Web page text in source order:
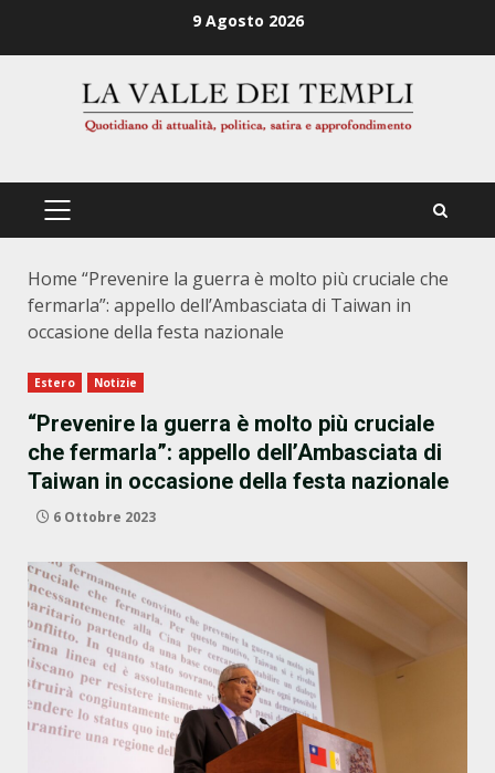
9 Agosto 2026
PRIMÄRES
Home “Prevenire la guerra è molto più cruciale che
fermarla”: appello dell’Ambasciata di Taiwan in
occasione della festa nazionale
Estero Notizie
“Prevenire la guerra è molto più cruciale
che fermarla”: appello dell’Ambasciata di
Taiwan in occasione della festa nazionale
6 Ottobre 2023